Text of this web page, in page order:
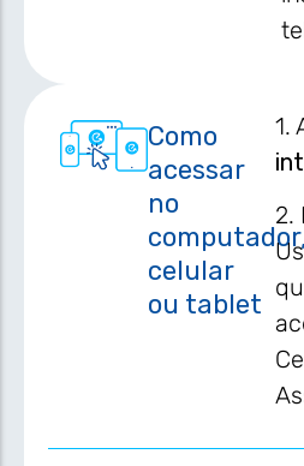
Como
acessar
no
computador,
celular
ou tablet
1.
2.